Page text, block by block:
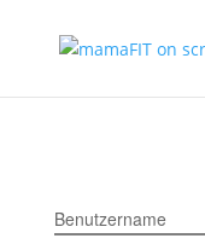
Benutzername